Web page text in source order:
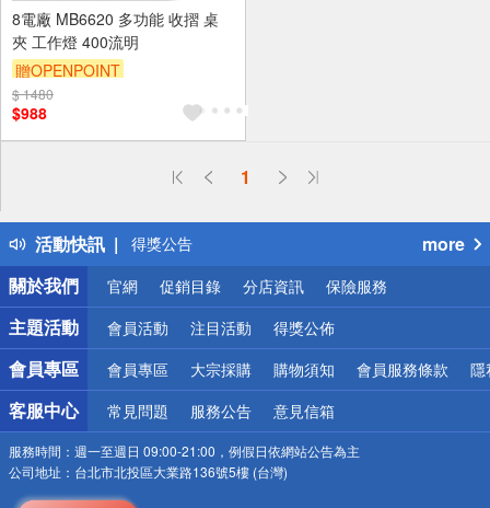
8電廠 MB6620 多功能 收摺 桌
夾 工作燈 400流明
贈OPENPOINT
$ 1480
$988
1
活動快訊
偏遠地區配送
得獎公告
熱門話題
銀行優惠
偏遠地區配送
詐騙網頁！請小心！
more
關於我們
官網 促銷目錄 分店資訊 保險服務
主題活動 會員活動 注目活動 得獎公佈
會員專區 會員專區 大宗採購 購物須知 會員服務條款 隱
客服中心 常見問題 服務公告 意見信箱
服務時間： 週一至週日 09:00-21:00，例假日依網站公告為主
公司地址： 台北市北投區大業路136號5樓 (台灣)